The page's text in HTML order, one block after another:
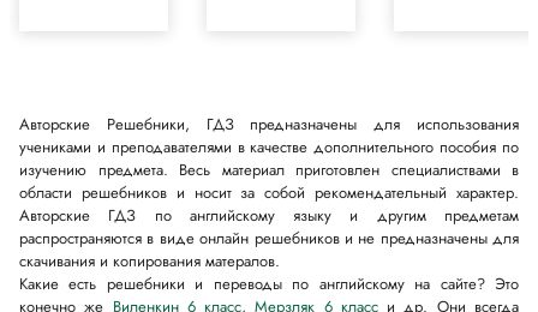
Авторские Решебники, ГДЗ предназначены для использования
учениками и преподавателями в качестве дополнительного пособия по
изучению предмета. Весь материал приготовлен специалиствами в
области решебников и носит за собой рекомендательный характер.
Авторские ГДЗ по английскому языку и другим предметам
распространяются в виде онлайн решебников и не предназначены для
скачивания и копирования матералов.
Какие есть решебники и переводы по английскому на сайте? Это
конечно же Виленкин 6 класс,Мерзляк 6 класси др. Они всегда